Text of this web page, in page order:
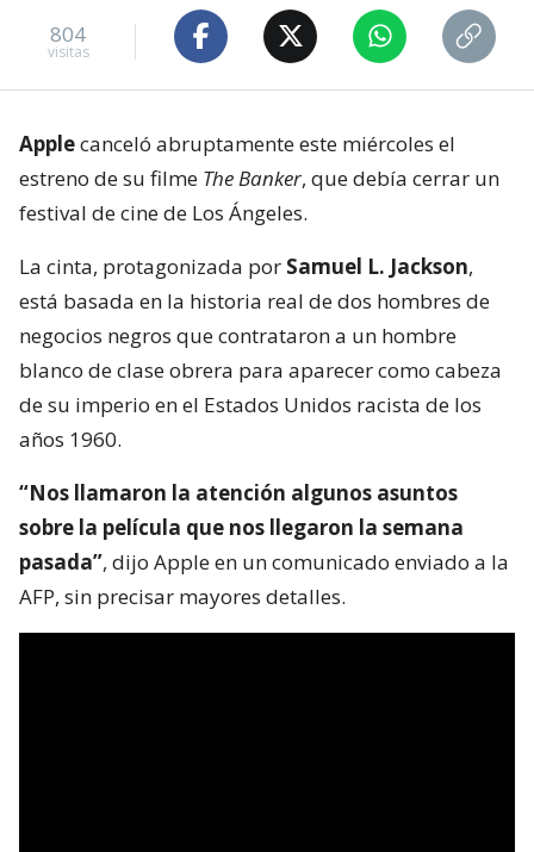
804
visitas
Applecanceló abruptamente este miércoles el
estreno de su filme The Banker, que debía cerrar un
festival de cine de Los Ángeles.
La cinta, protagonizada por Samuel L. Jackson,
está basada en la historia real de dos hombres de
negocios negros que contrataron a un hombre
blanco de clase obrera para aparecer como cabeza
de su imperio en el Estados Unidos racista de los
años 1960.
“Nos llamaron la atención algunos asuntos
sobre la película que nos llegaron la semana
pasada”, dijo Apple en un comunicado enviado a la
AFP, sin precisar mayores detalles.